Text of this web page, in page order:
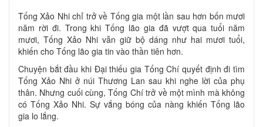
Tống Xảo Nhi chỉ trở về Tống gia một lần sau hơn bốn mươi
năm rời đi. Trong khi Tống lão gia đã vượt qua tuổi năm
mươi, Tống Xảo Nhi vẫn giữ bộ dáng như hai mươi tuổi,
khiến cho Tống lão gia tin vào thần tiên hơn.
Chuyện bắt đầu khi Đại thiếu gia Tống Chí quyết định đi tìm
Tống Xảo Nhi ở núi Thương Lan sau khi nghe lời của phụ
thân. Nhưng cuối cùng, Tống Chí trở về một mình mà không
có Tống Xảo Nhi. Sự vắng bóng của nàng khiến Tống lão
gia lo lắng.